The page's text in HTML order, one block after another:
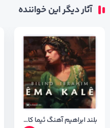
آثار دیگر این خواننده
بلند ابراهیم آهنگ ئیما کالی